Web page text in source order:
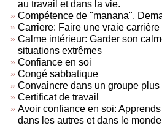
au travail et dans la vie.
Compétence de "manana".
Carriere: Faire une vraie carrière
Calme intérieur: Garder son
situations extrêmes
Confiance en soi
Congé sabbatique
Convaincre dans un groupe plus
Certificat de travail
Avoir confiance en soi:
dans les autres et dans le